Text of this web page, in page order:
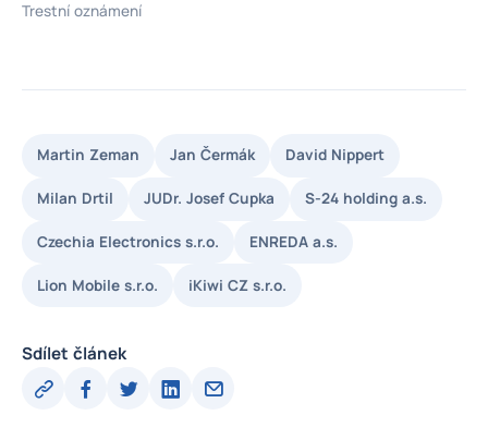
Trestní oznámení
Martin Zeman Jan Čermák David Nippert
Milan Drtil JUDr. Josef Cupka S-24 holding a.s.
Czechia Electronics s.r.o. ENREDA a.s.
Lion Mobile s.r.o. iKiwi CZ s.r.o.
Sdílet článek